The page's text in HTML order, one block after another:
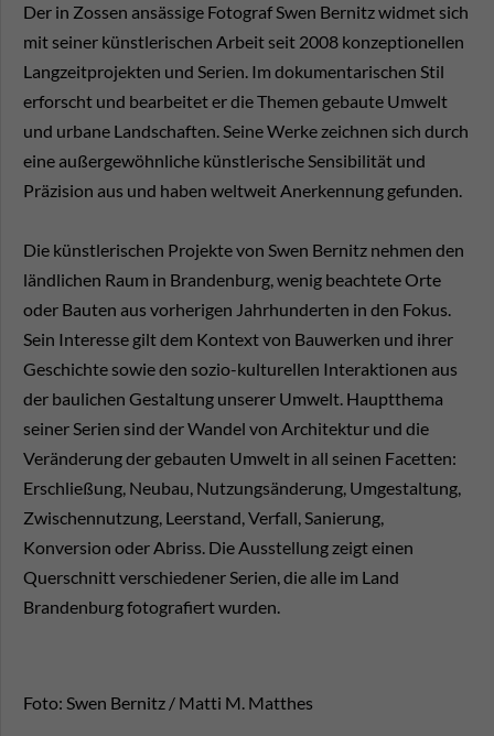
Der in Zossen ansässige Fotograf Swen Bernitz widmet sich
mit seiner künstlerischen Arbeit seit 2008 konzeptionellen
Langzeitprojekten und Serien. Im dokumentarischen Stil
erforscht und bearbeitet er die Themen gebaute Umwelt
und urbane Landschaften. Seine Werke zeichnen sich durch
eine außergewöhnliche künstlerische Sensibilität und
Präzision aus und haben weltweit Anerkennung gefunden.
Die künstlerischen Projekte von Swen Bernitz nehmen den
ländlichen Raum in Brandenburg, wenig beachtete Orte
oder Bauten aus vorherigen Jahrhunderten in den Fokus.
Sein Interesse gilt dem Kontext von Bauwerken und ihrer
Geschichte sowie den sozio-kulturellen Interaktionen aus
der baulichen Gestaltung unserer Umwelt. Hauptthema
seiner Serien sind der Wandel von Architektur und die
Veränderung der gebauten Umwelt in all seinen Facetten:
Erschließung, Neubau, Nutzungsänderung, Umgestaltung,
Zwischennutzung, Leerstand, Verfall, Sanierung,
Konversion oder Abriss. Die Ausstellung zeigt einen
Querschnitt verschiedener Serien, die alle im Land
Brandenburg fotografiert wurden.
Foto: Swen Bernitz / Matti M. Matthes